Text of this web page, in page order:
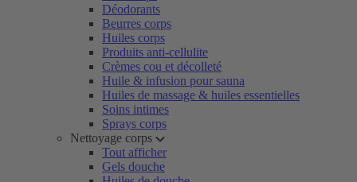
Déodorants
Beurres corps
Huiles corps
Produits anti-cellulite
Crèmes cou et décolleté
Huile & infusion pour sauna
Huiles de massage & huiles essentielles
Soins intimes
Sprays corps
Nettoyage corps
Tout afficher
Gels douche